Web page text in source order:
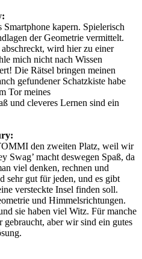
Smartphone kapern. Spielerisch
der Geometrie vermittelt.
wird hier zu einer
mich nicht nach Wissen
Die Rätsel bringen meinen
gefundener Schatzkiste habe
Tor meines
und cleveres Lernen sind ein
den zweiten Platz, weil wir
Swag’ macht deswegen Spaß, da
viel denken, rechnen und
sehr gut für jeden, und es gibt
versteckte Insel finden soll.
und Himmelsrichtungen.
sie haben viel Witz. Für manche
aber wir sind ein gutes